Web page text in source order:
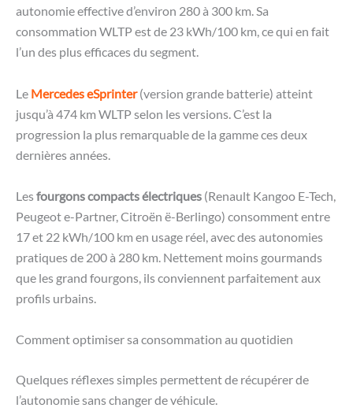
autonomie effective d’environ 280 à 300 km. Sa
consommation WLTP est de 23 kWh/100 km, ce qui en fait
l’un des plus efficaces du segment.
Le Mercedes eSprinter(version grande batterie) atteint
jusqu’à 474 km WLTP selon les versions. C’est la
progression la plus remarquable de la gamme ces deux
dernières années.
Lesfourgons compacts électriques (Renault Kangoo E-Tech,
Peugeot e-Partner, Citroën ë-Berlingo) consomment entre
17 et 22 kWh/100 km en usage réel, avec des autonomies
pratiques de 200 à 280 km. Nettement moins gourmands
que les grand fourgons, ils conviennent parfaitement aux
profils urbains.
Comment optimiser sa consommation au quotidien
Quelques réflexes simples permettent de récupérer de
l’autonomie sans changer de véhicule.